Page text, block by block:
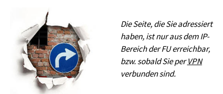
Die Seite, die Sie adressiert
haben, ist nur aus dem IP-
Bereich der FU erreichbar,
bzw. sobald Sie perVPN
verbunden sind.